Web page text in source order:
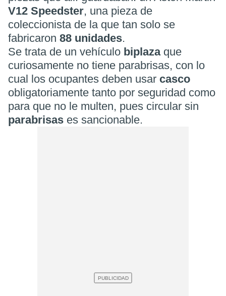
V12 Speedster, una pieza de
coleccionista de la que tan solo se
fabricaron 88 unidades.
Se trata de un vehículo biplaza que
curiosamente no tiene parabrisas, con lo
cual los ocupantes deben usar casco
obligatoriamente tanto por seguridad como
para que no le multen, pues circular sin
parabrisas es sancionable.